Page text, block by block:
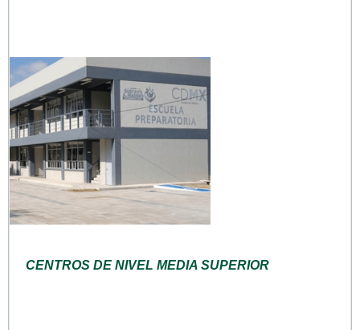
CENTROS DE NIVEL MEDIA SUPERIOR